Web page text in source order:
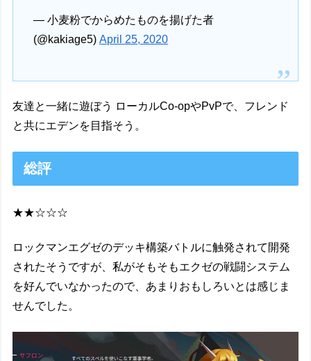
— 小麦粉でからめたものを揚げた者
(@kakiage5)April 25, 2020
友達と一緒に遊ぼう ローカルCo-opやPvPで、フレンド
と共にエデンを目指そう。
総評
★★☆☆☆
ロックマンエグゼのデッキ構築バトルに触発されて開発
されたそうですが、私がそもそもエクゼの戦闘システム
を好んでいなかったので、あまりおもしろいとは感じま
せんでした。